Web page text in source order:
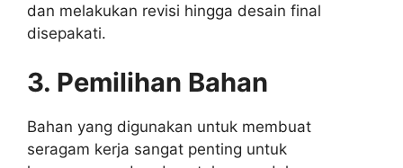
dan melakukan revisi hingga desain final
disepakati.
3. Pemilihan Bahan
Bahan yang digunakan untuk membuat
seragam kerja sangat penting untuk